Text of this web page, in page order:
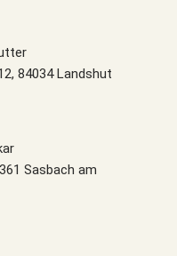
84034 Landshut
Sasbach am